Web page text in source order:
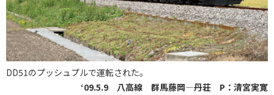
DD51のプッシュプルで運転された。
‘09.5.9 八高線 群馬藤岡―丹荘 P：清宮実寛